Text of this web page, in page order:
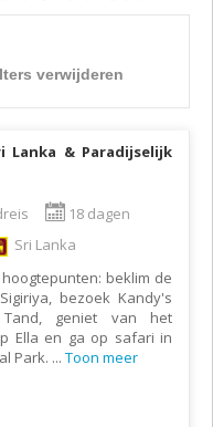
verwijderen
Lanka & Paradijselijk
18 dagen
Sri Lanka
beklim de
bezoek Kandy's
geniet van het
Ella en ga op safari in
Park. ... Toon meer